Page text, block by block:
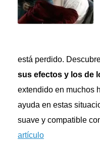
está perdido.
sus efectos y los de
extendido en muchos
ayuda en estas
suave y compatible
artículo